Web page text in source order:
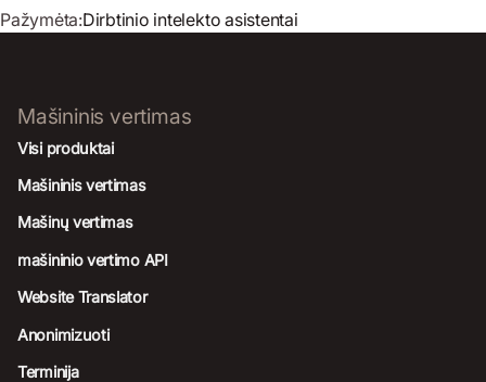
Pažymėta:Dirbtinio intelekto asistentai
Mašininis vertimas
Visi produktai
Mašininis vertimas
Mašinų vertimas
mašininio vertimo API
Website Translator
Anonimizuoti
Terminija